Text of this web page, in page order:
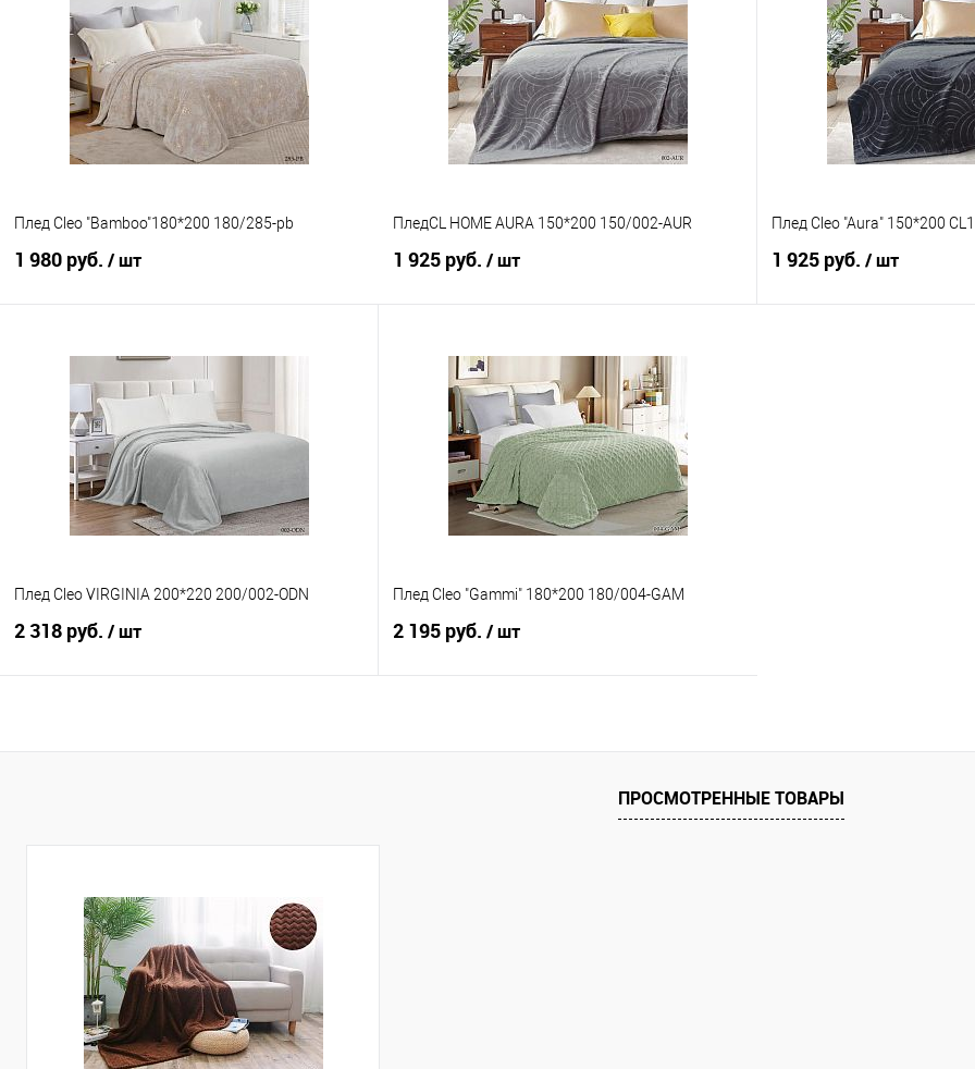
Купить в 1 клик
Сравнение
В избранное
В наличии
Купить в 1 клик
Сравнение
В избранное
В наличии
Купить в 1 клик
В избранное
Плед Cleo "Bamboo"180*200 180/285-pb
1 980 руб. / шт
Купить в 1 клик
Сравнение
В избранное
В наличии
ПледCL HOME AURA 150*200 150/002-AUR
1 925 руб. / шт
Купить в 1 клик
Сравнение
В избранное
В наличии
Плед Cleo "Aura" 150*200
1 925 руб. / шт
Плед Cleo VIRGINIA 200*220 200/002-ODN
2 318 руб. / шт
Плед Cleo "Gammi" 180*200 180/004-GAM
2 195 руб. / шт
ПРОСМОТРЕННЫЕ ТОВАРЫ